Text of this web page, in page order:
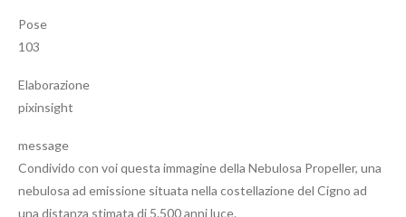
Pose
103
Elaborazione
pixinsight
message
Condivido con voi questa immagine della Nebulosa Propeller, una
nebulosa ad emissione situata nella costellazione del Cigno ad
una distanza stimata di 5.500 anni luce.